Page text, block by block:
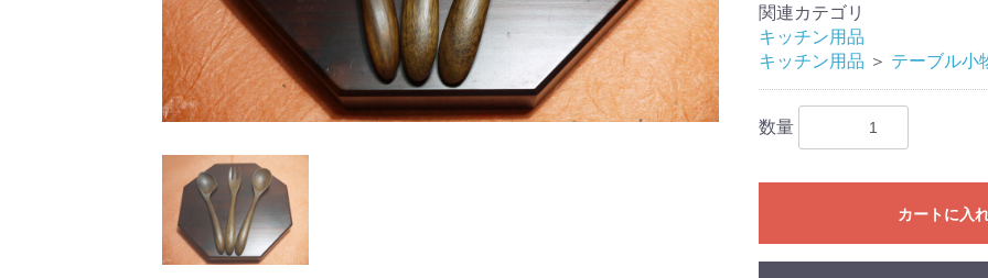
関連カテゴリ
キッチン用品
キッチン用品 ＞ テーブル小
数量
カートに入